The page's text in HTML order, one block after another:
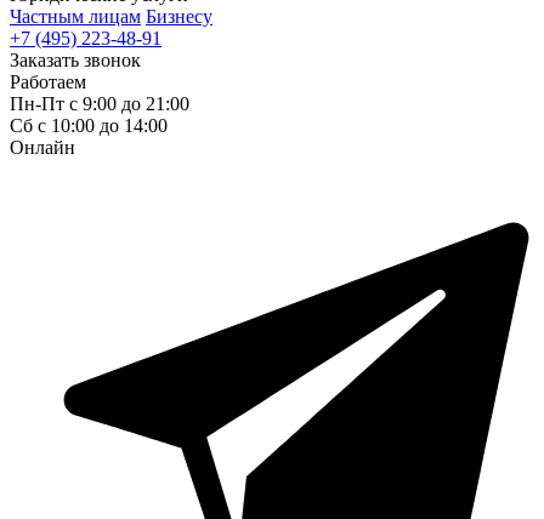
Частным лицам Бизнесу
+7 (495) 223-48-91
Заказать звонок
Работаем
Пн-Пт с 9:00 до 21:00
Сб с 10:00 до 14:00
Онлайн